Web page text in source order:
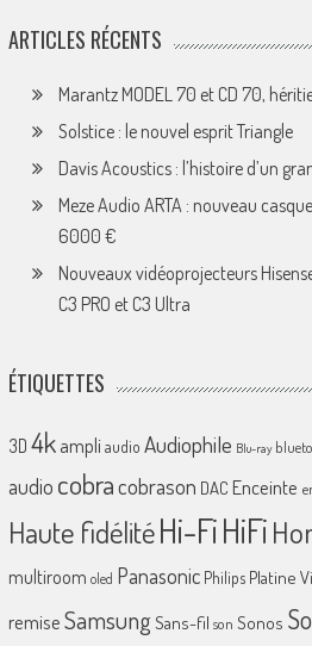
ARTICLES RÉCENTS
Marantz MODEL 70 et CD 70,
Solstice : le nouvel esprit Triangle
Davis Acoustics : l’histoire d’un
Meze Audio ARTA : nouveau
6000 €
Nouveaux vidéoprojecteurs
C3 PRO et C3 Ultra
ÉTIQUETTES
3D 4k ampliaudio Audiophile Blu-ray
audio cobracobrason DAC Enceinte
Haute fidélitéHi-FiHiFi
multiroom oled Panasonic Philips Platine
remiseSamsungSans-fil son Sonos